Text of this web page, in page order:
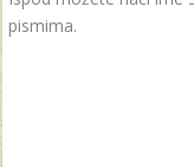
pismima.